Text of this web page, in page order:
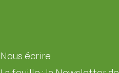
Nous écrire